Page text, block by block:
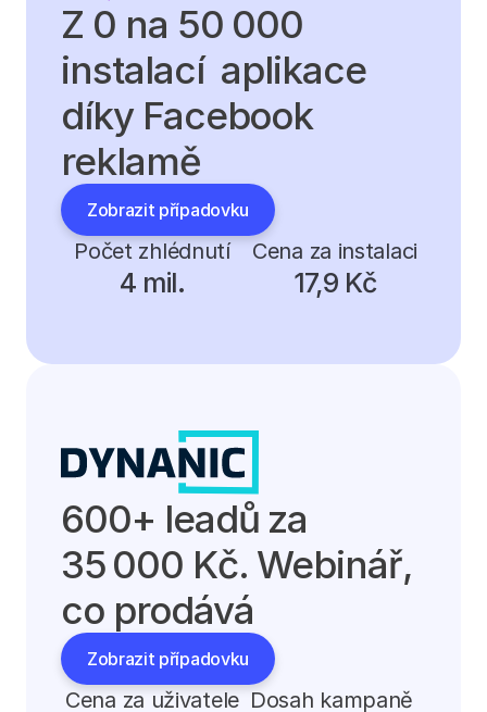
Z 0 na 50 000
instalací  aplikace
díky Facebook
reklamě
Zobrazit případovku
Počet zhlédnutí
4 mil.
Cena za instalaci
17,9 Kč
600+ leadů za
35 000 Kč. Webinář,
co prodává
Zobrazit případovku
Cena za uživatele Dosah kampaně